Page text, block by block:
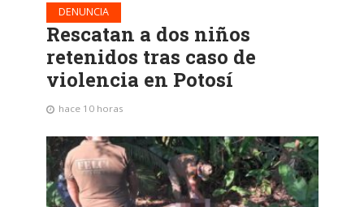
DENUNCIA
Rescatan a dos niños
retenidos tras caso de
violencia en Potosí
hace 10 horas